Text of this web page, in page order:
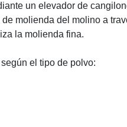
un elevador de
molienda del molino a
la molienda fina.
el tipo de polvo: